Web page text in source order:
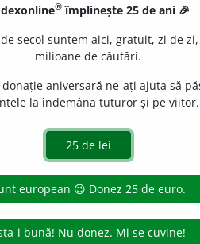
de echipa dexonline. Definițiile
pe pagina depreferințe.
surse
unui scop.
dexonline® împlinește 25 de ani 🎉
secol suntem aici, gratuit, zi de
milioane de căutări.
donație aniversară ne-ați ajuta să
la îndemâna tuturor și pe viitor.